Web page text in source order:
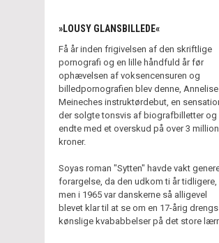
»LOUSY GLANSBILLEDE«
Få år inden frigivelsen af den skriftlige
pornografi og en lille håndfuld år før
ophævelsen af voksencensuren og
billedpornografien blev denne, Annelise
Meineches instruktørdebut, en
der solgte tonsvis af biografbilletter og
endte med et overskud på over 3
kroner.
Soyas roman "Sytten" havde vakt
forargelse, da den udkom ti år tidligere,
men i 1965 var danskerne så alligevel
blevet klar til at se om en 17-årig drengs
kønslige kvababbelser på det store